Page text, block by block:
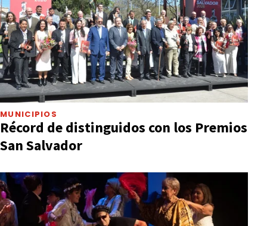
MUNICIPIOS
Récord de distinguidos con los Premios
San Salvador